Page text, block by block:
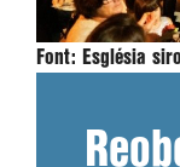
Font: Església